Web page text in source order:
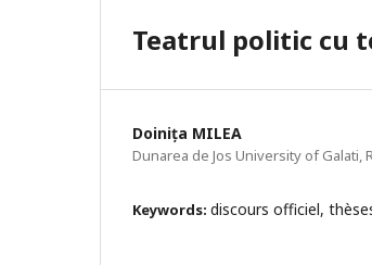
Teatrul politic cu
Doinița MILEA
Dunarea de Jos University of Galati,
Keywords: discours officiel,